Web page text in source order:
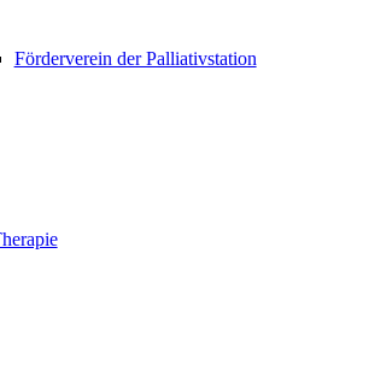
Förderverein der Palliativstation